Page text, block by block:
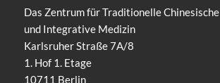
Das Zentrum für Traditionelle Chinesische
und Integrative Medizin
Karlsruher Straße 7A/8
1. Hof 1. Etage
10711 Berlin